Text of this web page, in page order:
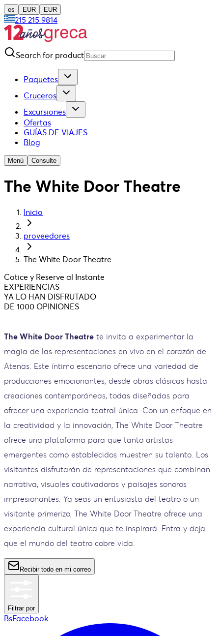
es EUR EUR
215 215 9814
Search for product
Paquetes
Cruceros
Excursiones
Ofertas
GUÍAS DE VIAJES
Blog
Menú Consulte
The White Door Theatre
Inicio
proveedores
The White Door Theatre
Cotice y Reserve al Instante
EXPERIENCIAS
YA LO HAN DISFRUTADO
DE 1000 OPINIONES
The White Door Theatre te invita a experimentar la
magia de las representaciones en vivo en el corazón de
Atenas. Este íntimo escenario ofrece una variedad de
producciones emocionantes, desde obras clásicas hasta
creaciones contemporáneas, todas diseñadas para
ofrecer una experiencia teatral única. Con un enfoque en
la creatividad y la innovación, The White Door Theatre
ofrece una plataforma para que tanto artistas
emergentes como establecidos muestren su talento. Los
visitantes disfrutarán de representaciones que combinan
narrativa, visuales cautivadoras y paisajes sonoros
impresionantes. Ya seas un entusiasta del teatro o un
visitante primerizo, The White Door Theatre ofrece una
experiencia cultural única que te inspirará. Entra y deja
que el mundo del teatro cobre vida.
Recibir todo en mi correo
Filtrar por
BsFacebook